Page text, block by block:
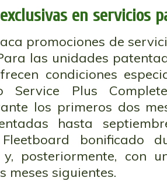
en servicios
promociones de
las unidades
condiciones
Service Plus
los primeros dos
hasta
bonificado
posteriormente, con
meses siguientes.